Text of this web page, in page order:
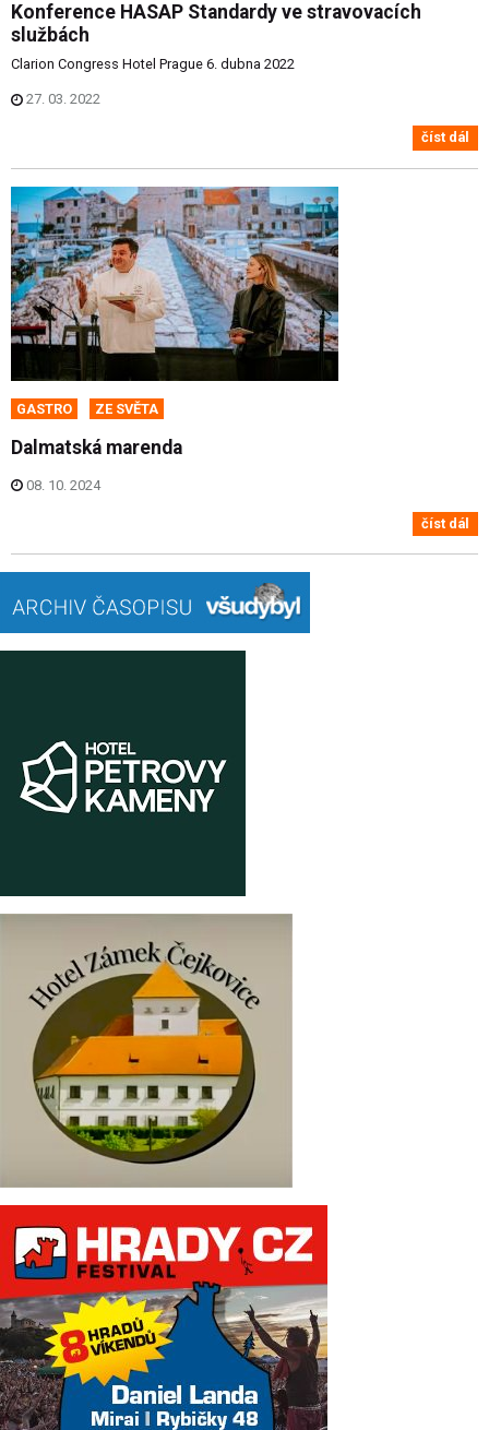
Konference HASAP Standardy ve stravovacích
službách
Clarion Congress Hotel Prague 6. dubna 2022
27. 03. 2022
číst dál
GASTRO ZE SVĚTA
Dalmatská marenda
08. 10. 2024
číst dál